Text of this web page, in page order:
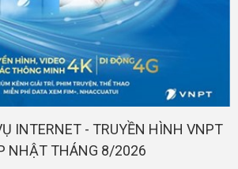
INTERNET - TRUYỀN HÌNH VNPT
NHẬT THÁNG 8/2026